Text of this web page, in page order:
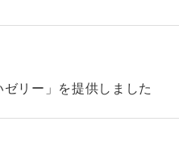
リー」を提供しました